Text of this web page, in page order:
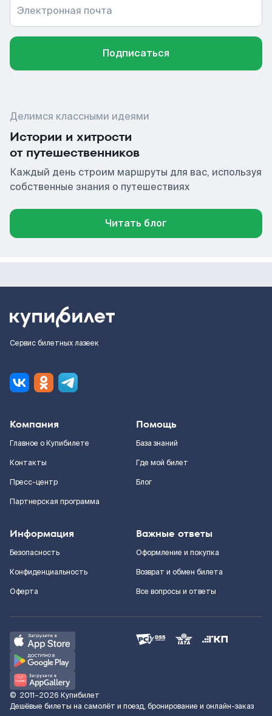
Электронная почта
Подписаться
Делимся классными идеями
Истории и хитрости
от путешественников
Каждый день строим маршруты для вас, используя
собственные знания о путешествиях
Читать блог
Сервис билетных лазеек
Компания
Главное о Купибилете
Контакты
Пресс-центр
Партнерская программа
Помощь
База знаний
Где мой билет
Блог
Информация
Безопасность
Конфиденциальность
Оферта
Важные ответы
Оформление и покупка
Возврат и обмен билета
Все вопросы и ответы
© 2011–2026 Купибилет
Дешёвые билеты на самолёт и поезд, бронирование и онлайн-заказ